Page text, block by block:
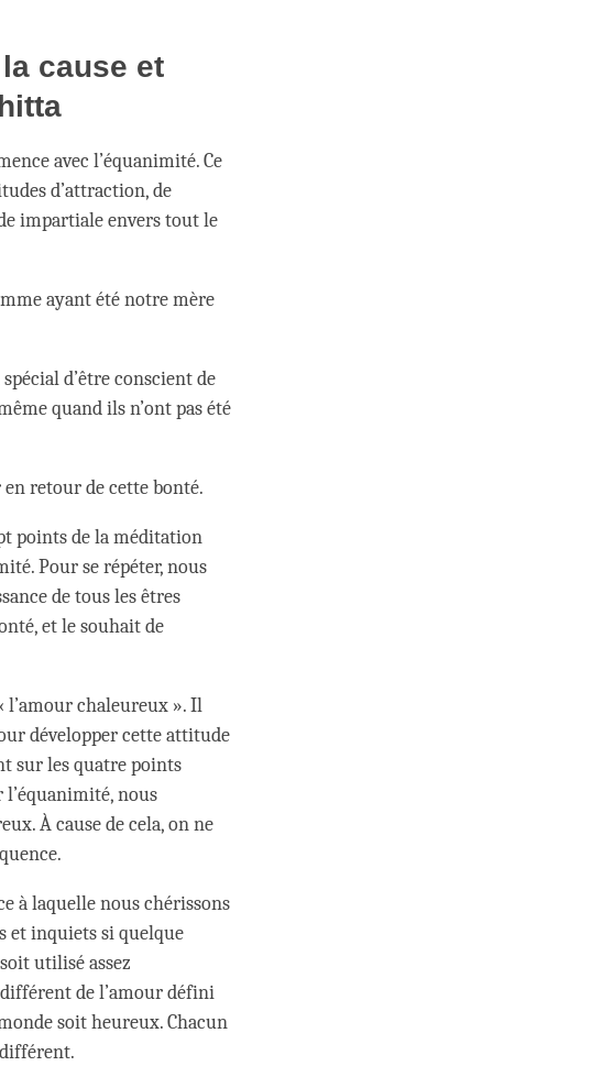
cause et
avec l’équanimité. Ce
d’attraction, de
impartiale envers tout le
ayant été notre mère
d’être conscient de
quand ils n’ont pas été
en retour de cette bonté.
points de la méditation
Pour se répéter, nous
de tous les êtres
et le souhait de
l’amour chaleureux ». Il
développer cette attitude
sur les quatre points
l’équanimité, nous
À cause de cela, on ne
à laquelle nous chérissons
et inquiets si quelque
utilisé assez
de l’amour défini
soit heureux. Chacun